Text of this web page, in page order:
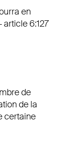
en
6:127
de
de la
certaine